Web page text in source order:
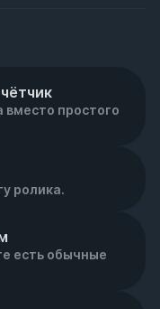
вместо простого
ролика.
есть обычные